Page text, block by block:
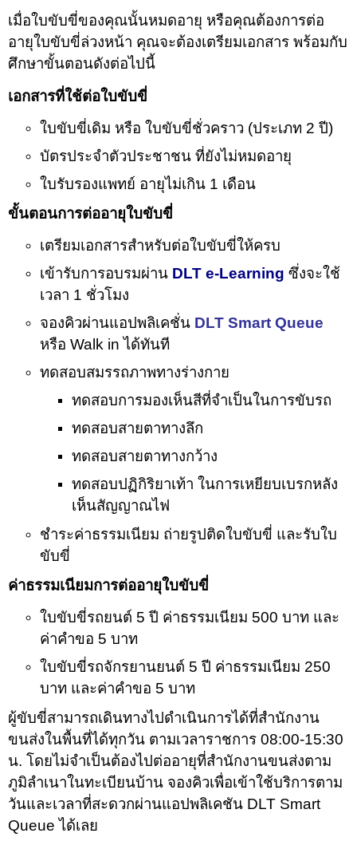
เมื่อใบขับขี่ของคุณนั้นหมดอายุ หรือคุณต้องการต่อ
อายุใบขับขี่ล่วงหน้า คุณจะต้องเตรียมเอกสาร พร้อมกับ
ศึกษาขั้นตอนดังต่อไปนี้
เอกสารที่ใช้ต่อใบขับขี่
ใบขับขี่เดิม หรือ ใบขับขี่ชั่วคราว (ประเภท 2 ปี)
บัตรประจำตัวประชาชน ที่ยังไม่หมดอายุ
ใบรับรองแพทย์ อายุไม่เกิน 1 เดือน
ขั้นตอนการต่ออายุใบขับขี่
เตรียมเอกสารสำหรับต่อใบขับขี่ให้ครบ
เข้ารับการอบรมผ่าน DLT e-Learning ซึ่งจะใช้
เวลา 1 ชั่วโมง
จองคิวผ่านแอปพลิเคชั่น DLT Smart Queue
หรือ Walk in ได้ทันที
ทดสอบสมรรถภาพทางร่างกาย
ทดสอบการมองเห็นสีที่จำเป็นในการขับรถ
ทดสอบสายตาทางลึก
ทดสอบสายตาทางกว้าง
ทดสอบปฏิกิริยาเท้า ในการเหยียบเบรกหลัง
เห็นสัญญาณไฟ
ชำระค่าธรรมเนียม ถ่ายรูปติดใบขับขี่ และรับใบ
ขับขี่
ค่าธรรมเนียมการต่ออายุใบขับขี่
ใบขับขี่รถยนต์ 5 ปี ค่าธรรมเนียม 500 บาท และ
ค่าคำขอ 5 บาท
ใบขับขี่รถจักรยานยนต์ 5 ปี ค่าธรรมเนียม 250
บาท และค่าคำขอ 5 บาท
ผู้ขับขี่สามารถเดินทางไปดำเนินการได้ที่สำนักงาน
ขนส่งในพื้นที่ได้ทุกวัน ตามเวลาราชการ 08:00-15:30
น. โดยไม่จำเป็นต้องไปต่ออายุที่สำนักงานขนส่งตาม
ภูมิลำเนาในทะเบียนบ้าน จองคิวเพื่อเข้าใช้บริการตาม
วันและเวลาที่สะดวกผ่านแอปพลิเคชัน DLT Smart
Queue ได้เลย